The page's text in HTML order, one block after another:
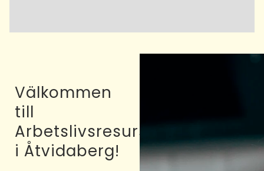
Välkommen
till
Arbetslivsresurs
i Åtvidaberg!